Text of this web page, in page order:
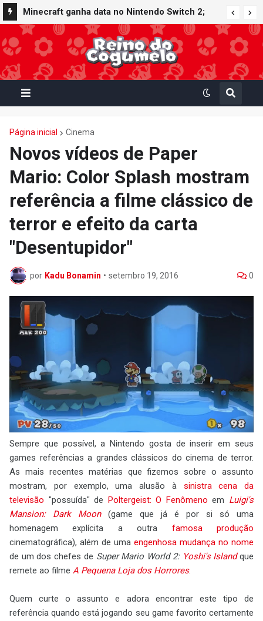
Minecraft ganha data no Nintendo Switch 2;
Super Mario Mash-Up receberá atualização
gráfica exclusiva
Página inicial Cinema
Novos vídeos de Paper
Mario: Color Splash mostram
referência a filme clássico de
terror e efeito da carta
"Desentupidor"
por Kadu Bonamin • setembro 19, 2016 0
Sempre que possível, a Nintendo gosta de inserir em seus
games referências a grandes clássicos do cinema de terror.
As mais recentes matérias que fizemos sobre o assunto
mostram, por exemplo, uma alusão à sinistra cena da
televisão "possuída" de Poltergeist: O Fenômeno em Luigi's
Mansion: Dark Moon(game que já é por si só uma
homenagem explícita a outra famosa produção
cinematográfica), além de uma engenhosa mudança no nome
de um dos chefes de Super Mario World 2: Yoshi's Islandque
remete ao filme A Pequena Loja dos Horrores.
Quem curte o assunto e adora encontrar este tipo de
referência quando está jogando seu game favorito certamente